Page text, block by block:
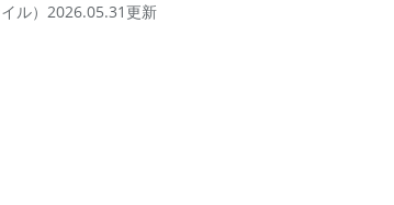
イル）2026.05.31更新